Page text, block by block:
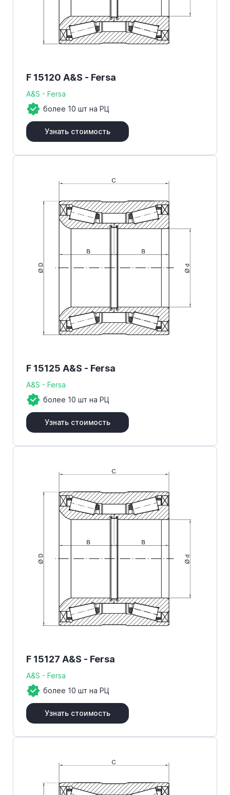
F 15120 A&S - Fersa
A&S - Fersa
более 10 шт на РЦ
Узнать стоимость
F 15125 A&S - Fersa
A&S - Fersa
более 10 шт на РЦ
Узнать стоимость
F 15127 A&S - Fersa
A&S - Fersa
более 10 шт на РЦ
Узнать стоимость